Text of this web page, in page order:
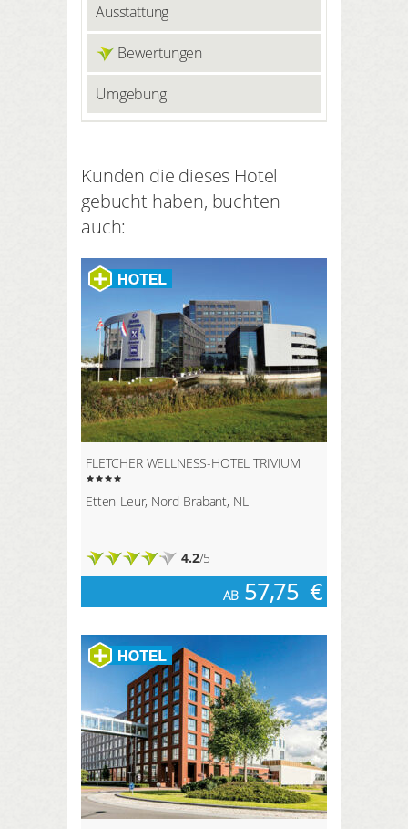
Ausstattung
Bewertungen
Umgebung
Kunden die dieses Hotel
gebucht haben, buchten
auch:
FLETCHER WELLNESS-HOTEL TRIVIUM
Etten-Leur, Nord-Brabant, NL
4.2/5
AB 57,75 €